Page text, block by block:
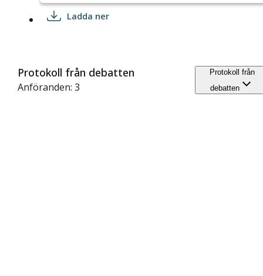
Ladda ner
Protokoll från debatten
Anföranden: 3
Protokoll från
debatten